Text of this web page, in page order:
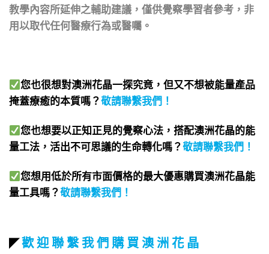
教學內容所延伸之輔助建議，僅供覺察學習者參考，非
用以取代任何醫療行為或醫囑。
您也很想對澳洲花晶一探究竟，但又不想被能量產品
掩蓋療癒的本質嗎？敬請聯繫我們 ！
您也想要以正知正見的覺察心法，搭配澳洲花晶的能
量工法，活出不可思議的生命轉化嗎？敬請聯繫我們 ！
您想用低於所有市面價格的最大優惠購買澳洲花晶能
量工具嗎？敬請聯繫我們 ！
◤歡 迎 聯 繫 我 們 購 買 澳 洲 花 晶